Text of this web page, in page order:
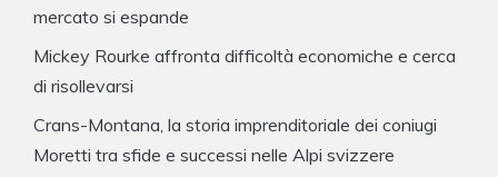
mercato si espande
Mickey Rourke affronta difficoltà economiche e cerca
di risollevarsi
Crans-Montana, la storia imprenditoriale dei coniugi
Moretti tra sfide e successi nelle Alpi svizzere